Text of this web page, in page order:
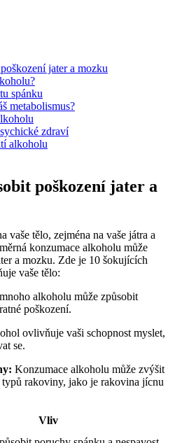
jater a mozku
spánku
metabolismus?
zdraví
alkoholu
poškození jater a
tělo, zejména na vaše játra a
konzumace alkoholu může
a mozku. Zde je 10 šokujících
vaše tělo:
alkoholu může způsobit
poškození.
ovlivňuje vaši schopnost myslet,
se.
Konzumace alkoholu může zvýšit
rakoviny, jako je rakovina jícnu
Vliv